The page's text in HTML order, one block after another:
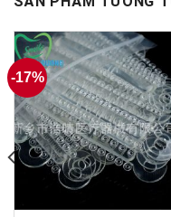
-17%